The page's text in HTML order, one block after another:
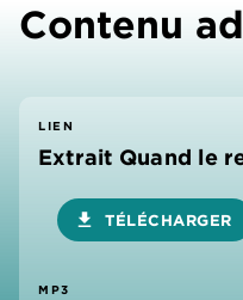
Contenu
LIEN
Extrait Quand le
download TÉLÉCHARGER
MP3